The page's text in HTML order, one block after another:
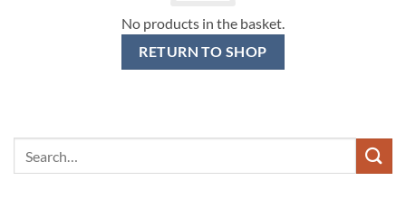
No products in the basket.
RETURN TO SHOP